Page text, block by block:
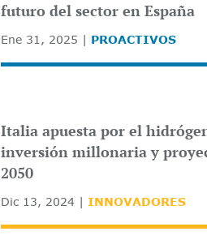
futuro del sector en España
Ene 31, 2025 PROACTIVOS
Italia apuesta por el
inversión millonaria y
2050
Dic 13, 2024 INNOVADORES